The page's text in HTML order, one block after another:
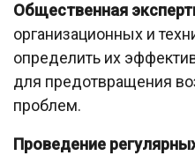
Общественная
организационных и
определить их
для предотвращения
проблем.
Проведение